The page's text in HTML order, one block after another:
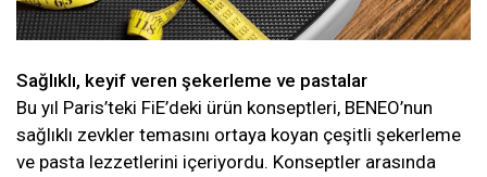
Sağlıklı, keyif veren şekerleme ve pastalar
Bu yıl Paris’teki FiE’deki ürün konseptleri, BENEO’nun
sağlıklı zevkler temasını ortaya koyan çeşitli şekerleme
ve pasta lezzetlerini içeriyordu. Konseptler arasında